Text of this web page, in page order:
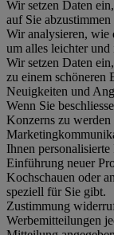
Wir setzen Daten
auf Sie abzustimmen
Wir analysieren, wie
um alles leichter und
Wir setzen Daten
zu einem schöneren
Neuigkeiten und
Wenn Sie
Konzerns zu
Ihnen
Einführung neuer
Kochschauen oder
speziell für Sie gibt.
Zustimmung
Werbemitteilungen